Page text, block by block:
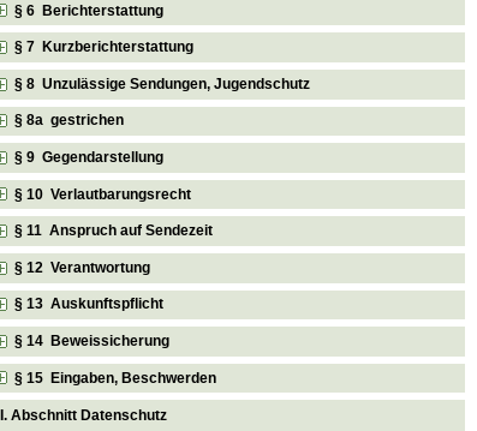
§ 6 Berichterstattung
§ 7 Kurzberichterstattung
§ 8 Unzulässige Sendungen, Jugendschutz
§ 8a gestrichen
§ 9 Gegendarstellung
§ 10 Verlautbarungsrecht
§ 11 Anspruch auf Sendezeit
§ 12 Verantwortung
§ 13 Auskunftspflicht
§ 14 Beweissicherung
§ 15 Eingaben, Beschwerden
III. Abschnitt Datenschutz